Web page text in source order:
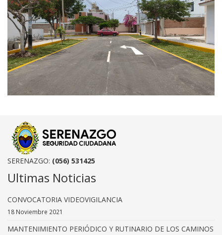
SERENAZGO: (056) 531425
Ultimas Noticias
CONVOCATORIA VIDEOVIGILANCIA
18 Noviembre 2021
MANTENIMIENTO PERIÓDICO Y RUTINARIO DE LOS CAMINOS